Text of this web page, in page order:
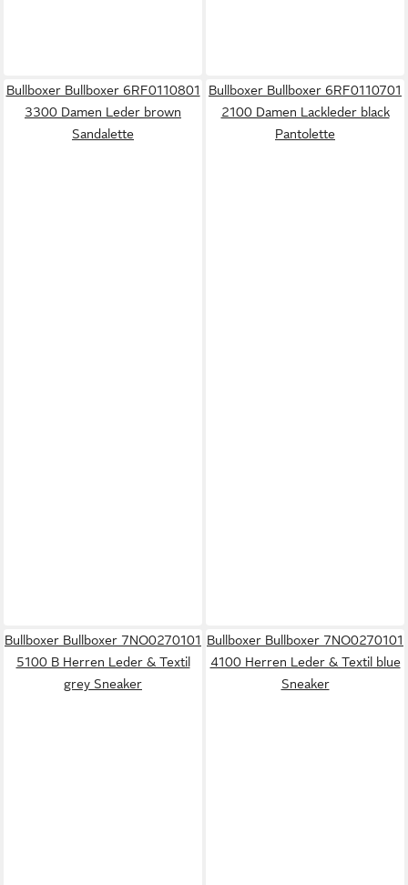
Bullboxer Bullboxer 6RF0110801
3300 Damen Leder brown
Sandalette
Bullboxer Bullboxer 6RF0110701
2100 Damen Lackleder black
Pantolette
Bullboxer Bullboxer 7NO0270101
5100 B Herren Leder & Textil
grey Sneaker
Bullboxer Bullboxer 7NO0270101
4100 Herren Leder & Textil blue
Sneaker